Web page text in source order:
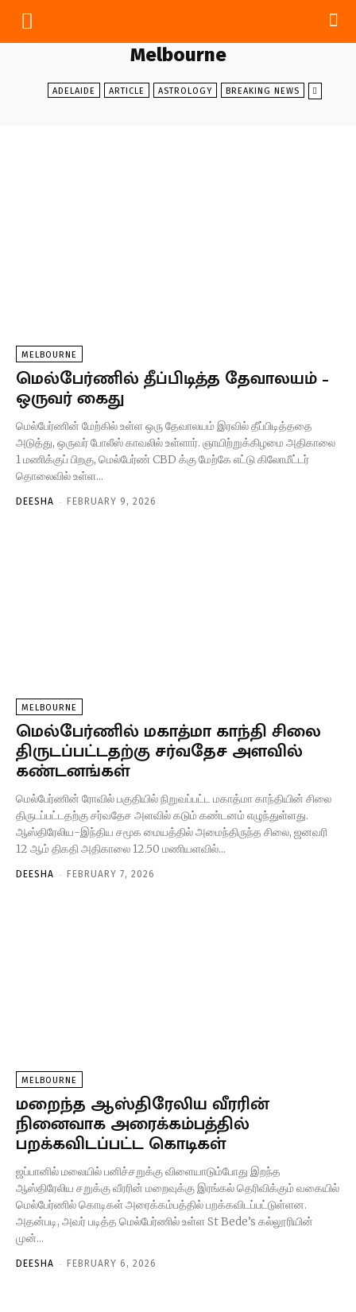
Melbourne
ADELAIDE ARTICLE ASTROLOGY BREAKING NEWS
MELBOURNE
மெல்பேர்ணில் தீப்பிடித்த தேவாலயம் –
ஒருவர் கைது
மெல்பேர்ணின் மேற்கில் உள்ள ஒரு தேவாலயம் இரவில் தீப்பிடித்ததை
அடுத்து, ஒருவர் போலீஸ் காவலில் உள்ளார். ஞாயிற்றுக்கிழமை அதிகாலை
1 மணிக்குப் பிறகு, மெல்பேர்ண் CBD க்கு மேற்கே எட்டு கிலோமீட்டர்
தொலைவில் உள்ள...
DEESHA - FEBRUARY 9, 2026
MELBOURNE
மெல்பேர்ணில் மகாத்மா காந்தி சிலை
திருடப்பட்டதற்கு சர்வதேச அளவில்
கண்டனங்கள்
மெல்பேர்ணின் ரோவில் பகுதியில் நிறுவப்பட்ட மகாத்மா காந்தியின் சிலை
திருடப்பட்டதற்கு சர்வதேச அளவில் கடும் கண்டனம் எழுந்துள்ளது.
ஆஸ்திரேலிய-இந்திய சமூக மையத்தில் அமைந்திருந்த சிலை, ஜனவரி
12 ஆம் திகதி அதிகாலை 12.50 மணியளவில்...
DEESHA - FEBRUARY 7, 2026
MELBOURNE
மறைந்த ஆஸ்திரேலிய வீரரின்
நினைவாக அரைக்கம்பத்தில்
பறக்கவிடப்பட்ட கொடிகள்
ஜப்பானில் மலையில் பனிச்சறுக்கு விளையாடும்போது இறந்த
ஆஸ்திரேலிய சறுக்கு வீரரின் மறைவுக்கு இரங்கல் தெரிவிக்கும் வகையில்
மெல்பேர்ணில் கொடிகள் அரைக்கம்பத்தில் பறக்கவிடப்பட்டுள்ளன.
அதன்படி, அவர் படித்த மெல்பேர்ணில் உள்ள St Bede’s கல்லூரியின்
முன்...
DEESHA - FEBRUARY 6, 2026